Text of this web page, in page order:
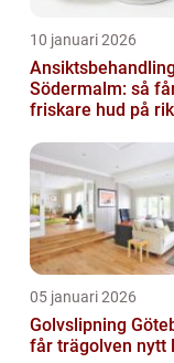
10 januari 2026
Södermalm: så
friskare hud på
05 januari 2026
Golvslipning
får trägolven nytt